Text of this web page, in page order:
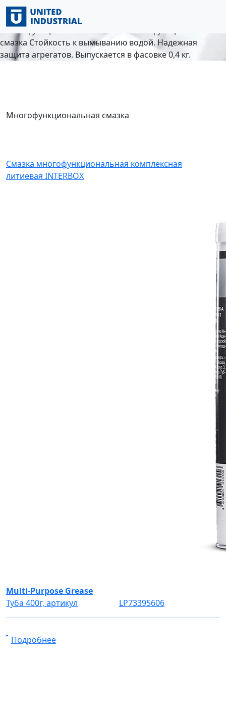
Главная /Запасные части
INTERBOX/Многофункциональная смазка
Многофункциональная смазка
смазка Стойкость к вымыванию водой. Надежная
защита агрегатов. Выпускается в фасовке 0,4 кг.
Многофункциональная смазка
Смазка многофункциональная комплексная
литиевая INTERBOX
Multi-Purpose Grease
Туба 400г, артикул
LP73395606
Подробнее